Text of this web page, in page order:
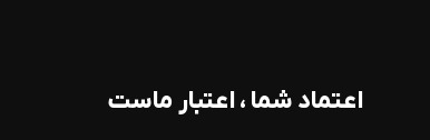
اعتماد شما ، اعتبار ماست